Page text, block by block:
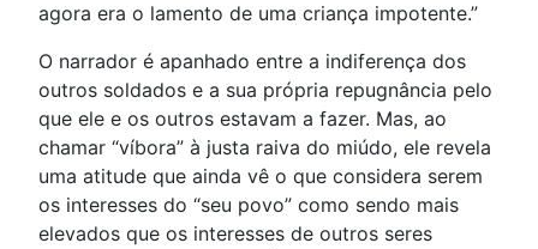
agora era o lamento de uma criança impotente.”
O narrador é apanhado entre a indiferença dos
outros soldados e a sua própria repugnância pelo
que ele e os outros estavam a fazer. Mas, ao
chamar “víbora” à justa raiva do miúdo, ele revela
uma atitude que ainda vê o que considera serem
os interesses do “seu povo” como sendo mais
elevados que os interesses de outros seres